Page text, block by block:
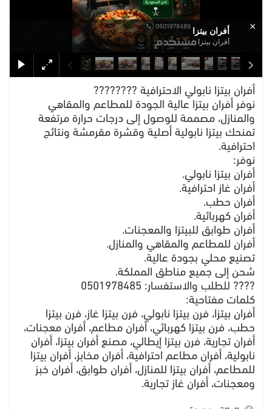
أفران بيتزا
أفران بيتزا
×
أفران بيتزا نابولي الاحترافية ????????
نوفر أفران بيتزا عالية الجودة للمطاعم والمقاهي
والمنازل، مصممة للوصول إلى درجات حرارة مرتفعة
تمنحك بيتزا نابولية أصلية وقشرة مقرمشة ونتائج
احترافية.
نوفر:
أفران بيتزا نابولي.
أفران غاز احترافية.
أفران حطب.
أفران كهربائية.
أفران طوابق للبيتزا والمعجنات.
أفران للمطاعم والمقاهي والمنازل.
تصنيع محلي بجودة عالية.
شحن إلى جميع مناطق المملكة.
???? للطلب والاستفسار: 0501978485
كلمات مفتاحية:
أفران بيتزا، فرن بيتزا نابولي، فرن بيتزا غاز، فرن بيتزا
حطب، فرن بيتزا كهربائي، أفران مطاعم، أفران معجنات،
أفران تجارية، فرن بيتزا إيطالي، مصنع أفران بيتزا، أفران
نابولية، أفران مطاعم احترافية، أفران مخابز، أفران بيتزا
للمطاعم، أفران بيتزا للمنازل، أفران طوابق، أفران خبز
ومعجنات، أفران غاز تجارية.